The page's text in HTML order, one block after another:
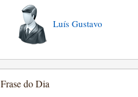
Luís Gustavo
Frase do Dia